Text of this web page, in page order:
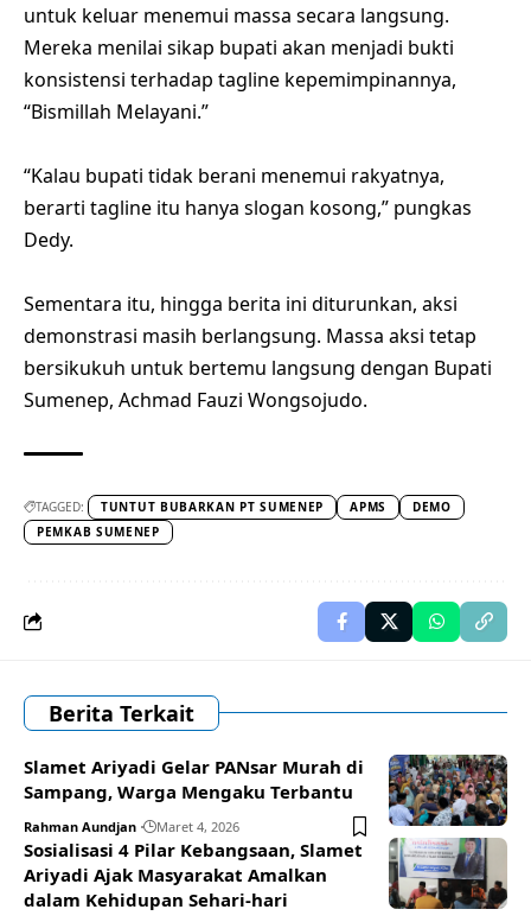
untuk keluar menemui massa secara langsung.
Mereka menilai sikap bupati akan menjadi bukti
konsistensi terhadap tagline kepemimpinannya,
“Bismillah Melayani.”
“Kalau bupati tidak berani menemui rakyatnya,
berarti tagline itu hanya slogan kosong,” pungkas
Dedy.
Sementara itu, hingga berita ini diturunkan, aksi
demonstrasi masih berlangsung. Massa aksi tetap
bersikukuh untuk bertemu langsung dengan Bupati
Sumenep, Achmad Fauzi Wongsojudo.
TAGGED: TUNTUT BUBARKAN PT SUMENEP APMS
DEMO
PEMKAB SUMENEP
Berita Terkait
Slamet Ariyadi Gelar PANsar Murah di
Sampang, Warga Mengaku Terbantu
Rahman Aundjan Maret 4, 2026
Sosialisasi 4 Pilar Kebangsaan, Slamet
Ariyadi Ajak Masyarakat Amalkan
dalam Kehidupan Sehari-hari